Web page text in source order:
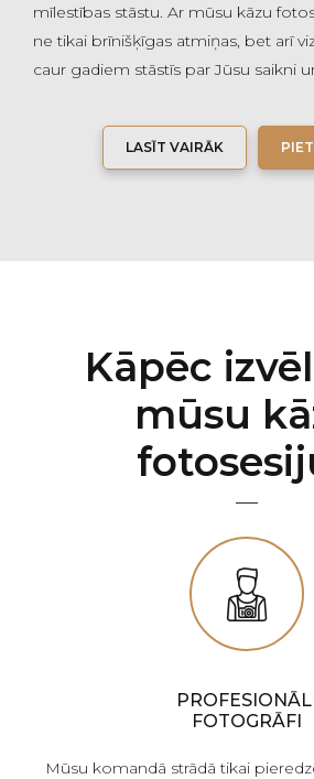
mīlestības stāstu. Ar mūsu kāzu
ne tikai brīnišķīgas atmiņas, bet arī
caur gadiem stāstīs par Jūsu saikni
LASĪT VAIRĀK
Kāpēc
mūsu
FOTOGRĀFI
Mūsu komandā strādā tikai